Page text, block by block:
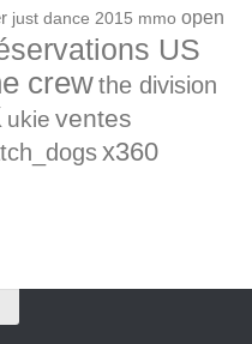
just dance 2015 mmo open
US
crewthe division
ukie ventes
x360